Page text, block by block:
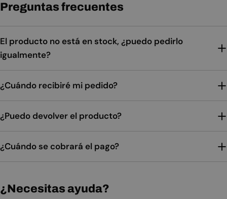
Preguntas frecuentes
El producto no está en stock, ¿puedo pedirlo
igualmente?
¿Cuándo recibiré mi pedido?
¿Puedo devolver el producto?
¿Cuándo se cobrará el pago?
¿Necesitas ayuda?